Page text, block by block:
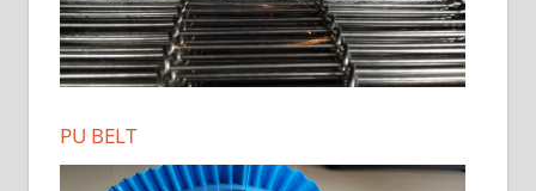
PU BELT